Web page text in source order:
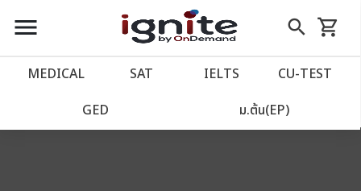
close
account_balance หน้าแรก
เว็บไซต์อิกไนท์
menu search
Skip
to
shopping_cart
รถเข็น
MEDICAL SAT IELTS CU‑TEST
GED ม.ต้น(EP)
We could not find anything for 80002039